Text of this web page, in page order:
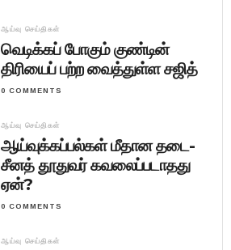
ஆய்வு செய்திகள்
வெடிக்கப் போகும் குண்டின்
திரியைப் பற்ற வைத்துள்ள சஜித்
0 COMMENTS
ஆய்வு செய்திகள்
ஆய்வுக்கப்பல்கள் மீதான தடை-
சீனத் தூதுவர் கவலைப்படாதது
ஏன்?
0 COMMENTS
ஆய்வு செய்திகள்